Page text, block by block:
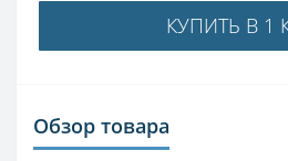
КУПИТЬ В 1
Обзор товара